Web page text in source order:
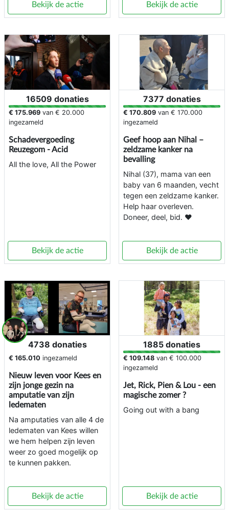
Bekijk de actie Bekijk de actie
16509 donaties
€ 175.969 van € 20.000
ingezameld
Schadevergoeding
Reuzegom - Acid
All the love, All the Power
Bekijk de actie
7377 donaties
€ 170.809 van € 170.000
ingezameld
Geef hoop aan Nihal –
zeldzame kanker na
bevalling
Nihal (37), mama van een
baby van 6 maanden, vecht
tegen een zeldzame kanker.
Help haar overleven.
Doneer, deel, bid. ❤️
Bekijk de actie
4738 donaties
€ 165.010 ingezameld
Nieuw leven voor Kees en
zijn jonge gezin na
amputatie van zijn
ledematen
Na amputaties van alle 4 de
ledematen van Kees willen
we hem helpen zijn leven
weer zo goed mogelijk op
te kunnen pakken.
Bekijk de actie
1885 donaties
€ 109.148 van € 100.000
ingezameld
Jet, Rick, Pien & Lou - een
magische zomer ?
Going out with a bang
Bekijk de actie